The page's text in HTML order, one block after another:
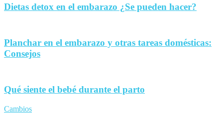
Dietas detox en el embarazo ¿Se pueden hacer?
Planchar en el embarazo y otras tareas domésticas:
Consejos
Qué siente el bebé durante el parto
Cambios